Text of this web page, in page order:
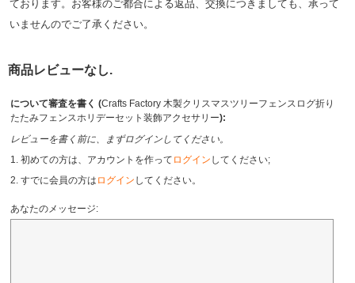
ております。お客様のご都合による返品、交換につきましても、承って
いませんのでご了承ください。
商品レビューなし.
について審査を書く (Crafts Factory 木製クリスマスツリーフェンスログ折り
たたみフェンスホリデーセット装飾アクセサリー):
レビューを書く前に、まずログインしてください。
1. 初めての方は、アカウントを作って ログイン してください;
2. すでに会員の方は ログイン してください。
あなたのメッセージ: